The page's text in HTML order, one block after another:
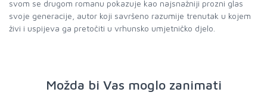
svom se drugom romanu pokazuje kao najsnažniji prozni glas
svoje generacije, autor koji savršeno razumije trenutak u kojem
živi i uspijeva ga pretočiti u vrhunsko umjetničko djelo.
Možda bi Vas moglo zanimati